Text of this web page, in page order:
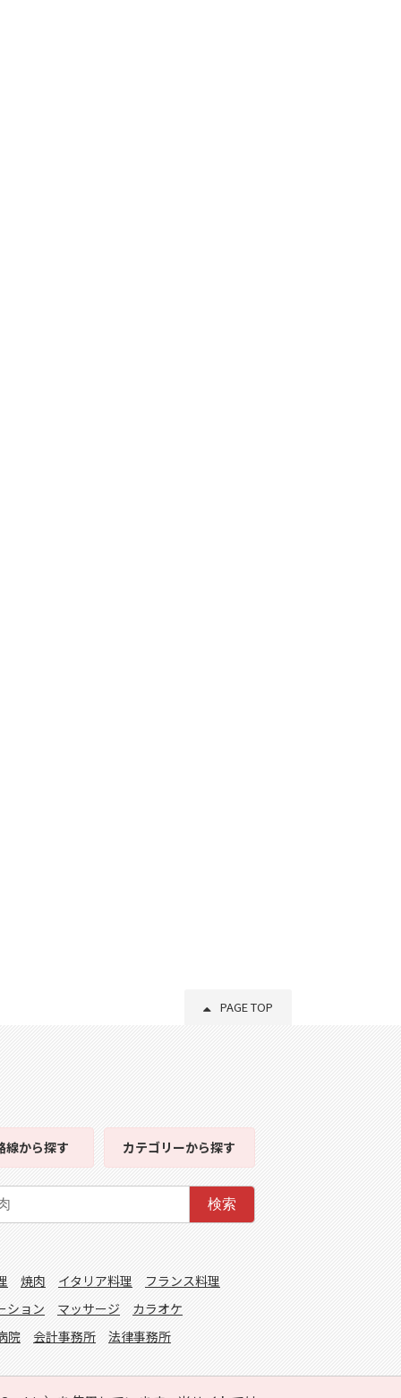
PAGE TOP
線から探す カテゴリーから探す
検索
焼肉 イタリア料理
フランス料理
ション
マッサージ
カラオケ
院
会計事務所 法律事務所